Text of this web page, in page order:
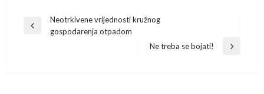
Navigacija
Previous
Neotrkivene vrijednosti kružnog
gospodarenja otpadom
Next
Ne treba se bojati!